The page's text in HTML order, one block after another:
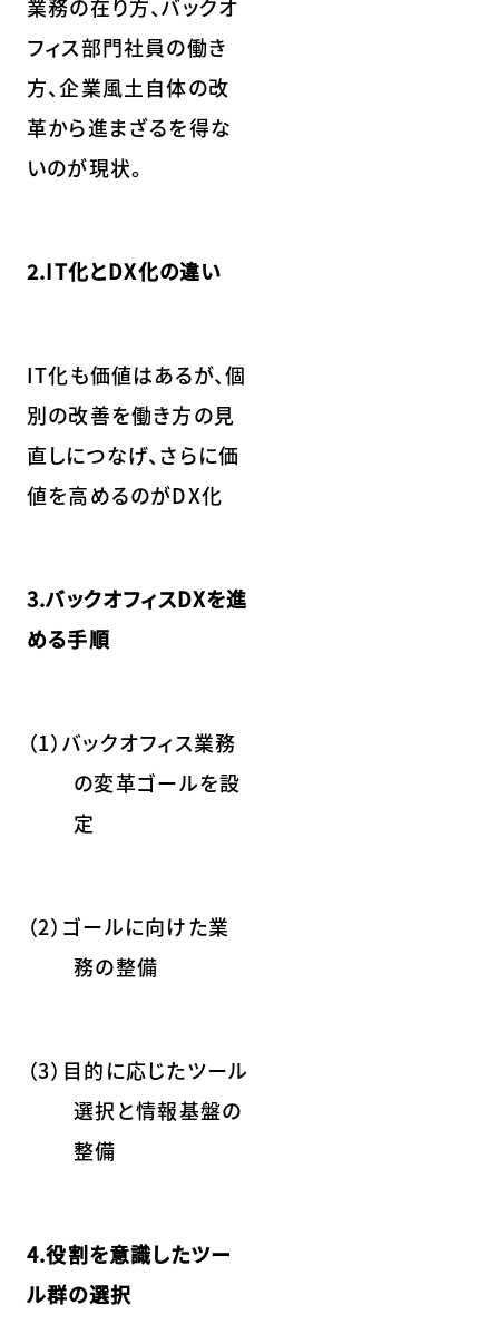
業務の在り方、バックオ
フィス部門社員の働き
方、企業風土自体の改
革から進まざるを得な
いのが現状。
2.IT化とDX化の違い
IT化も価値はあるが、個
別の改善を働き方の見
直しにつなげ、さらに価
値を高めるのがDX化
3.バックオフィスDXを進
める手順
（1）バックオフィス業務
の変革ゴールを設
定
（2）ゴールに向けた業
務の整備
（3）目的に応じたツール
選択と情報基盤の
整備
4.役割を意識したツー
ル群の選択